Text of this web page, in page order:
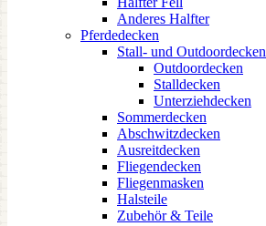
Anderes Halfter
Pferdedecken
Stall- und Outdoordecken
Outdoordecken
Stalldecken
Unterziehdecken
Sommerdecken
Abschwitzdecken
Ausreitdecken
Fliegendecken
Fliegenmasken
Halsteile
Zubehör & Teile